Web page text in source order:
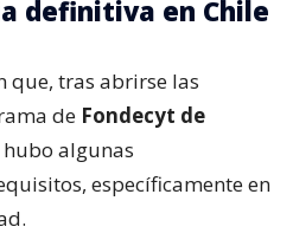
definitiva en Chile
que, tras abrirse las
de Fondecyt de
hubo algunas
específicamente en